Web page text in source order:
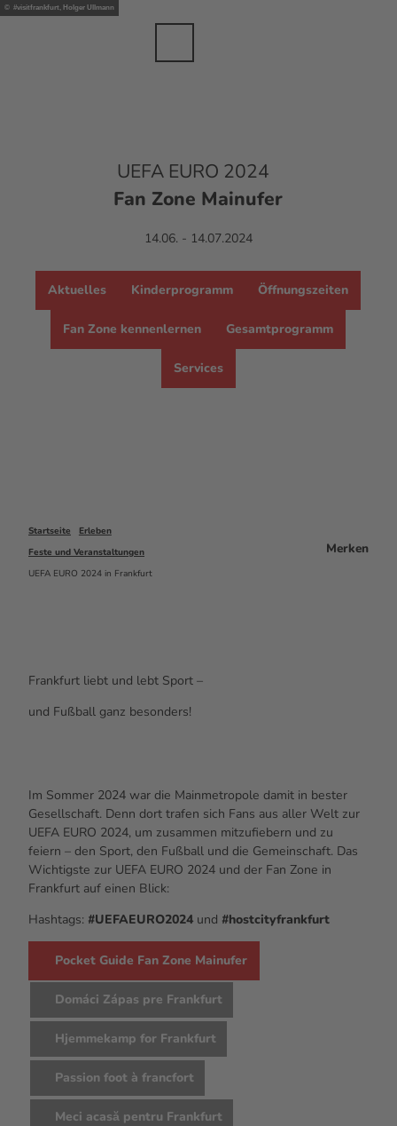
Z© #visitfrankfurt, Holger Ullmann
UEFA EURO 2024
Fan Zone Mainufer
14.06. - 14.07.2024
Aktuelles Kinderprogramm Öffnungszeiten
Fan Zone kennenlernen Gesamtprogramm
Services
Startseite
Erleben
Feste und Veranstaltungen
UEFA EURO 2024 in Frankfurt
Merken
Frankfurt liebt und lebt Sport –
und Fußball ganz besonders!
Im Sommer 2024 war die Mainmetropole damit in bester
Gesellschaft. Denn dort trafen sich Fans aus aller Welt zur
UEFA EURO 2024, um zusammen mitzufiebern und zu
feiern – den Sport, den Fußball und die Gemeinschaft. Das
Wichtigste zur UEFA EURO 2024 und der Fan Zone in
Frankfurt auf einen Blick:
Hashtags: #UEFAEURO2024 und #hostcityfrankfurt
Pocket Guide Fan Zone Mainufer
Domáci Zápas pre Frankfurt
Hjemmekamp for Frankfurt
Passion foot à francfort
Meci acasă pentru Frankfurt